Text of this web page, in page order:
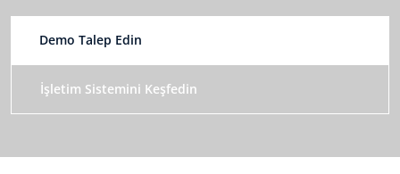
Demo Talep Edin
İşletim Sistemini Keşfedin